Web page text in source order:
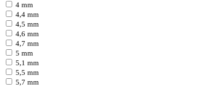
4 mm
4,4 mm
4,5 mm
4,6 mm
4,7 mm
5 mm
5,1 mm
5,5 mm
5,7 mm